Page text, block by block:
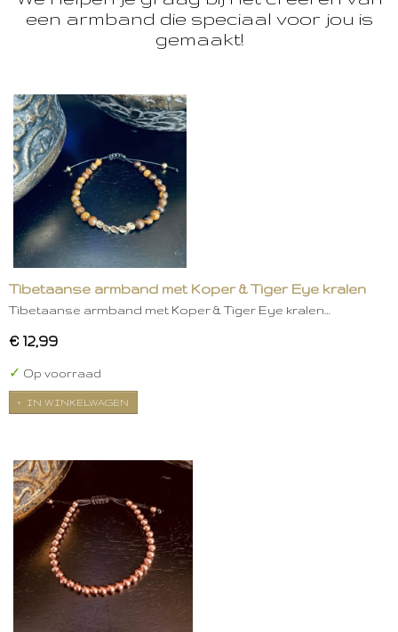
een armband die speciaal voor jou is
gemaakt!
Tibetaanse armband met Koper & Tiger Eye kralen
Tibetaanse armband met Koper & Tiger Eye kralen…
€ 12,99
✓ Op voorraad
IN WINKELWAGEN